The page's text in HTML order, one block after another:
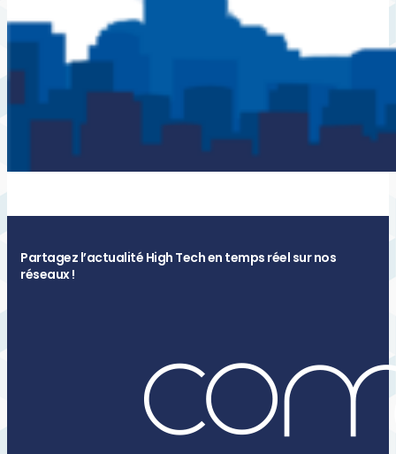
Partagez l’actualité High Tech en temps réel sur nos
réseaux !